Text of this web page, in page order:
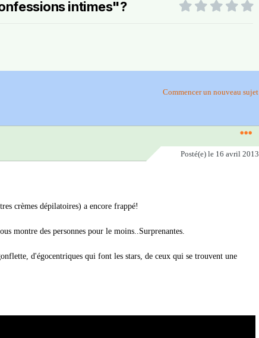
intimes"?
Commencer un nouveau sujet
Posté(e) le 16 avril 2013
crèmes dépilatoires) a encore frappé!
montre des personnes pour le moins..Surprenantes.
d'égocentriques qui font les stars, de ceux qui se trouvent une